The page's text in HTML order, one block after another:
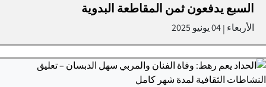
السبع يدفعون ثمن المقاطعة البدوية
الأربعاء |04 يونيو 2025